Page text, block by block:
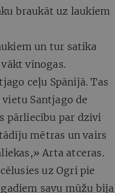
braukāt uz laukiem
un tur satika
vīnogas.
ceļu Spānijā. Tas
Santjago de
pārliecību par dzīvi
mētras un vairs
Arta atceras.
uz Ogri pie
savu mūžu bija